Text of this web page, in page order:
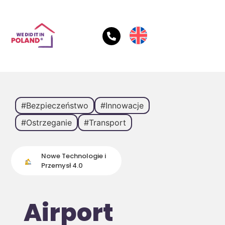
#Bezpieczeństwo
#Innowacje
#Ostrzeganie
#Transport
Nowe Technologie i
Przemysł 4.0
Airport